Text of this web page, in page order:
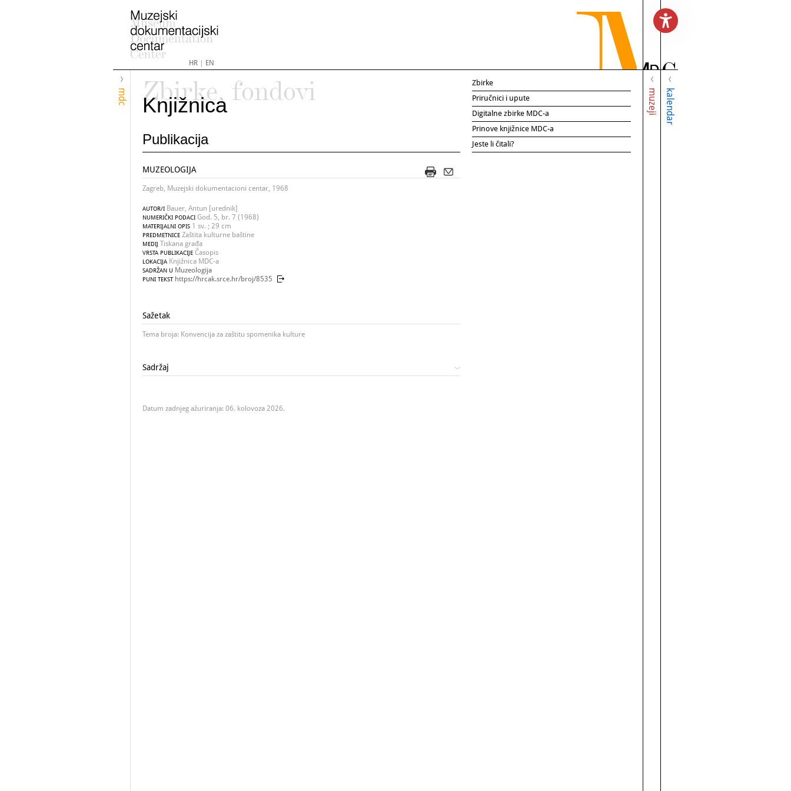
HR| EN
mdc muzeji kalendar
Zbirke, fondovi
Knjižnica
Publikacija
MUZEOLOGIJA
Zagreb, Muzejski dokumentacioni centar, 1968
AUTOR/I Bauer, Antun [urednik]
NUMERIČKI PODACI God. 5, br. 7 (1968)
MATERIJALNI OPIS 1 sv. ; 29 cm
PREDMETNICE Zaštita kulturne baštine
MEDIJ Tiskana građa
VRSTA PUBLIKACIJE Časopis
LOKACIJA Knjižnica MDC-a
SADRŽAN U Muzeologija
PUNI TEKST https://hrcak.srce.hr/broj/8535
Sažetak
Tema broja: Konvencija za zaštitu spomenika kulture
Sadržaj
Datum zadnjeg ažuriranja: 06. kolovoza 2026.
Zbirke
Priručnici i upute
Digitalne zbirke MDC-a
Prinove knjižnice MDC-a
Jeste li čitali?